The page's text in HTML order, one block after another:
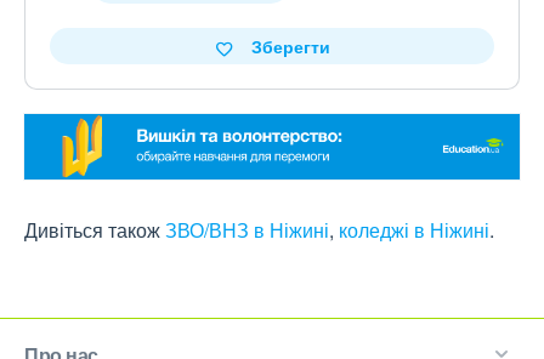
Зберегти
Дивіться такожЗВО/ВНЗ в Ніжині, коледжі в Ніжині.